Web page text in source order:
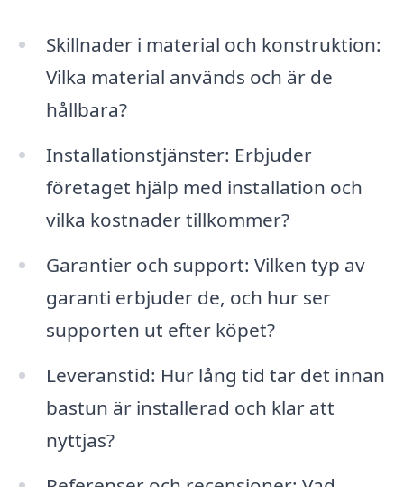
Skillnader i material och konstruktion:
Vilka material används och är de
hållbara?
Installationstjänster: Erbjuder
företaget hjälp med installation och
vilka kostnader tillkommer?
Garantier och support: Vilken typ av
garanti erbjuder de, och hur ser
supporten ut efter köpet?
Leveranstid: Hur lång tid tar det innan
bastun är installerad och klar att
nyttjas?